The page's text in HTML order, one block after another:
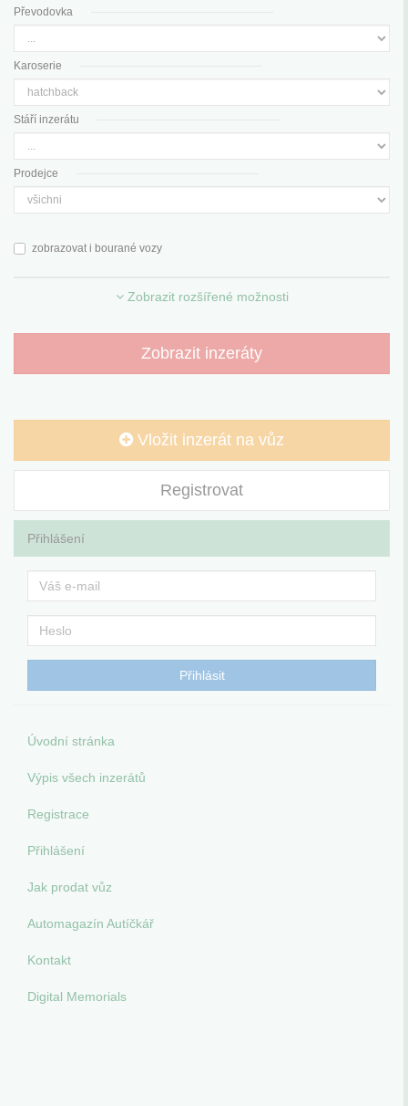
Převodovka
Karoserie
Stáří inzerátu
Prodejce
zobrazovat i bourané vozy
Zobrazit rozšířené možnosti
Zobrazit inzeráty
Vložit inzerát na vůz
Registrovat
Přihlášení
Úvodní stránka
Výpis všech inzerátů
Registrace
Přihlášení
Jak prodat vůz
Automagazín Autíčkář
Kontakt
Digital Memorials